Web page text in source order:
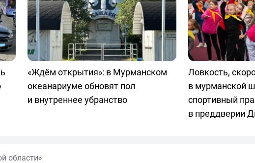
«Ждём открытия»: в Мурманском
океанариуме обновят пол
и внутреннее убранство
Ловкость,
в мурманской
спортивный
в преддверии
области»